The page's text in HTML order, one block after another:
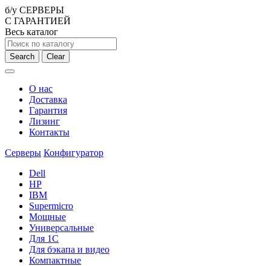
б/у СЕРВЕРЫ
С ГАРАНТИЕЙ
Весь каталог
Search Clear
О нас
Доставка
Гарантия
Лизинг
Контакты
Серверы Конфигуратор
Dell
HP
IBM
Supermicro
Мощные
Универсальные
Для 1С
Для бэкапа и видео
Компактные